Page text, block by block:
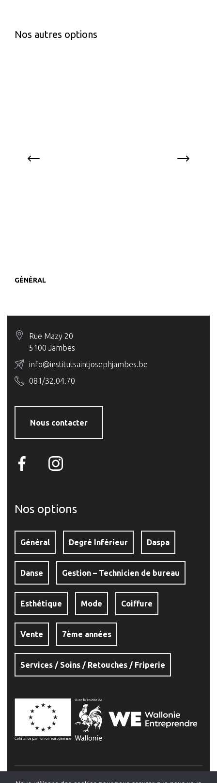
Nos autres options
GÉNÉRAL
Rue Mazy 20
5100 Jambes
info@institutsaintjosephjambes.be
081/32.04.70
Nous contacter
Nos options
Général Degré Inférieur Daspa
Danse Gestion – Technicien de bureau
Esthétique Mode Coiffure
Vente 7ème années
Services / Soins / Retouches / Friperie
Institut Saint-Joseph Jambes © 2026